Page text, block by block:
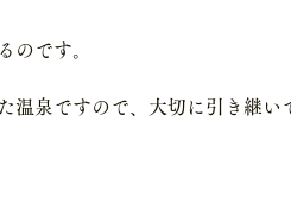
のです。
温泉ですので、大切に引き継い